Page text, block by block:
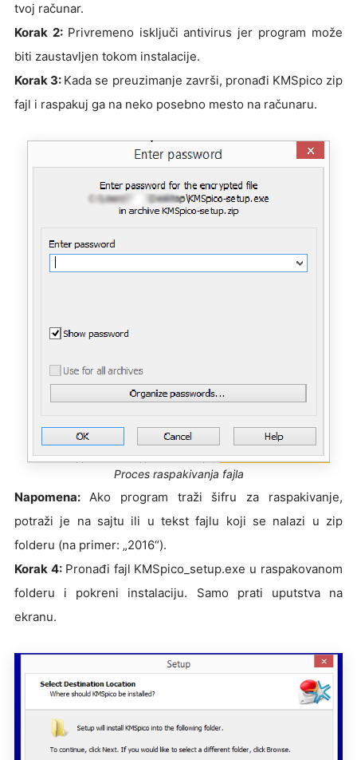
tvoj računar.
Korak 2: Privremeno isključi antivirus jer program može
biti zaustavljen tokom instalacije.
Korak 3: Kada se preuzimanje završi, pronađi KMSpico zip
fajl i raspakuj ga na neko posebno mesto na računaru.
Proces raspakivanja fajla
Napomena: Ako program traži šifru za raspakivanje,
potraži je na sajtu ili u tekst fajlu koji se nalazi u zip
folderu (na primer: „2016“).
Korak 4: Pronađi fajl KMSpico_setup.exe u raspakovanom
folderu i pokreni instalaciju. Samo prati uputstva na
ekranu.